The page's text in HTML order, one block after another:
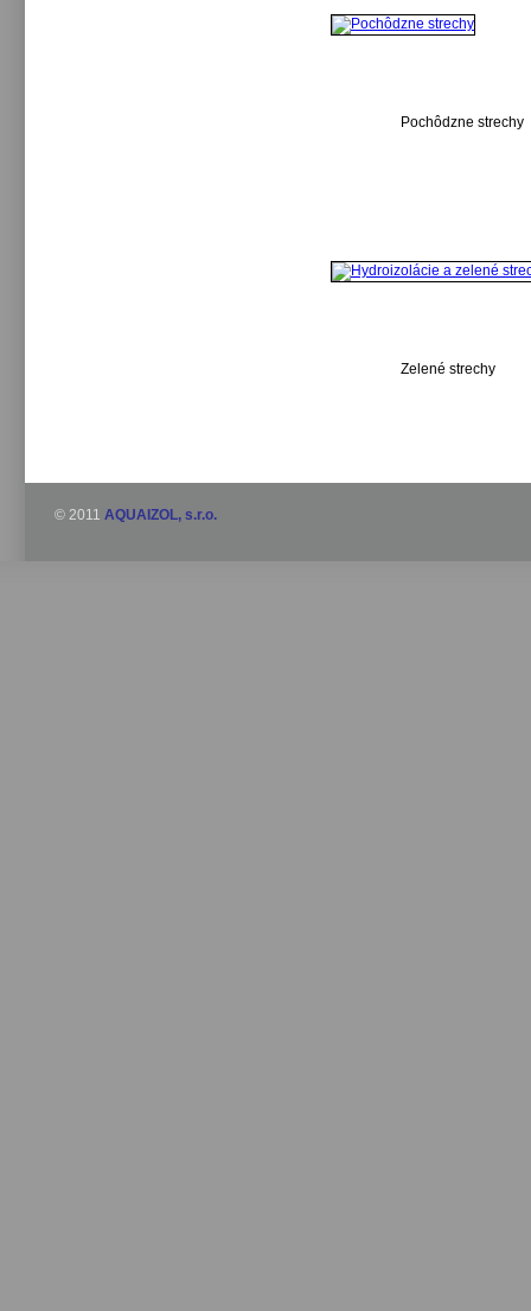
Pochôdzne strechy
Zelené strechy
© 2011 AQUAIZOL, s.r.o.